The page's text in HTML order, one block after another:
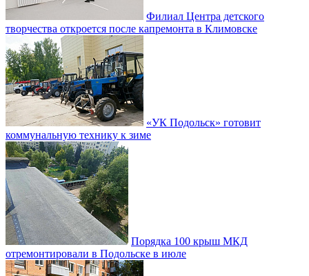
Филиал Центра детского
творчества откроется после капремонта в Климовске
«УК Подольск» готовит
коммунальную технику к зиме
Порядка 100 крыш МКД
отремонтировали в Подольске в июле